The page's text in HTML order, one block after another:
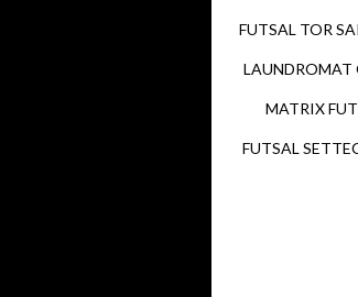
FUTSAL TOR
LAUNDROMAT
MATRIX
FUTSAL